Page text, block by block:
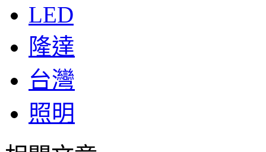
LED
隆達
台灣
照明